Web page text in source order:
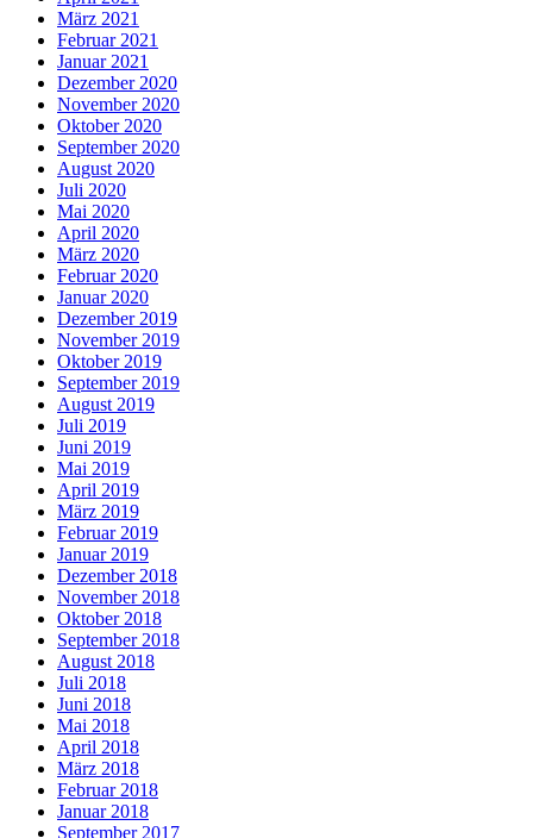
März 2021
Februar 2021
Januar 2021
Dezember 2020
November 2020
Oktober 2020
September 2020
August 2020
Juli 2020
Mai 2020
April 2020
März 2020
Februar 2020
Januar 2020
Dezember 2019
November 2019
Oktober 2019
September 2019
August 2019
Juli 2019
Juni 2019
Mai 2019
April 2019
März 2019
Februar 2019
Januar 2019
Dezember 2018
November 2018
Oktober 2018
September 2018
August 2018
Juli 2018
Juni 2018
Mai 2018
April 2018
März 2018
Februar 2018
Januar 2018
September 2017